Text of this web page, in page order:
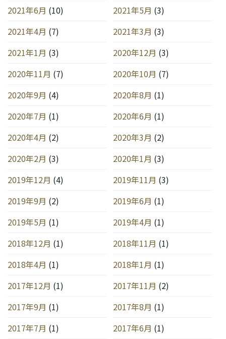
2021年6月 (10) 2021年5月 (3)
2021年4月 (7) 2021年3月 (3)
2021年1月 (3) 2020年12月 (3)
2020年11月 (7) 2020年10月 (7)
2020年9月 (4) 2020年8月 (1)
2020年7月 (1) 2020年6月 (1)
2020年4月 (2) 2020年3月 (2)
2020年2月 (3) 2020年1月 (3)
2019年12月 (4) 2019年11月 (3)
2019年9月 (2) 2019年6月 (1)
2019年5月 (1) 2019年4月 (1)
2018年12月 (1) 2018年11月 (1)
2018年4月 (1) 2018年1月 (1)
2017年12月 (1) 2017年11月 (2)
2017年9月 (1) 2017年8月 (1)
2017年7月 (1) 2017年6月 (1)